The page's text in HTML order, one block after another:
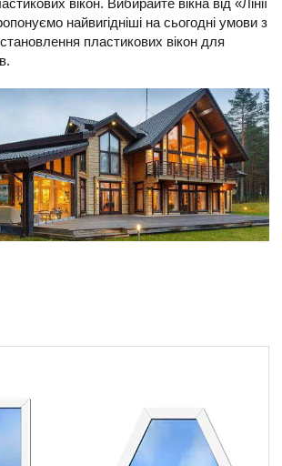
вікон. Вибирайте вікна від «Лінії
найвигідніші на сьогодні умови з
пластикових вікон для